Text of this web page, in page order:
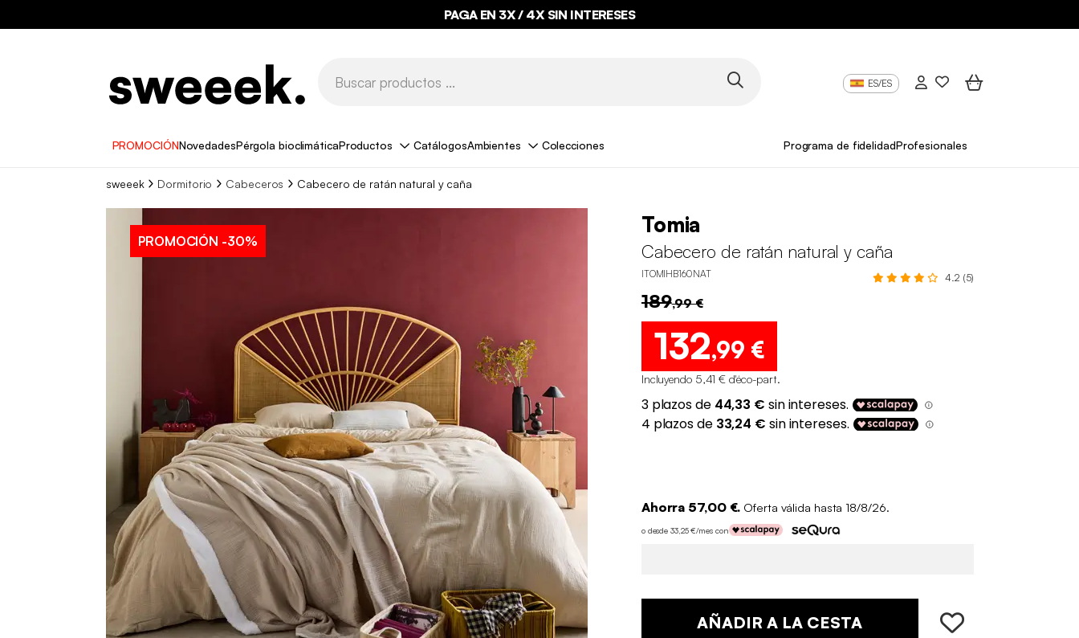
PAGA EN 3X / 4X SIN INTERESES
ES/ES
PROMOCIÓNNovedadesPérgola bioclimáticaProductos CatálogosAmbientes Colecciones Programa de fidelidadProfesionales
sweeek Dormitorio Cabeceros Cabecero de ratán natural y caña
PROMOCIÓN -30%
Tomia
Cabecero de ratán natural y caña
ITOMIHB160NAT 4.2 (5)
189,99 €
132,99 €
Incluyendo 5,41 € d'éco-part.
Ahorra 57,00 €. Oferta válida hasta 18/8/26.
o desde 33,25 €/mes con
AÑADIR A LA CESTA